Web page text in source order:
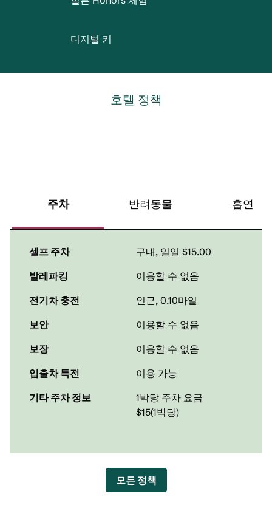
디지털 키
호텔 정책
주차 반려동물 흡연
셀프 주차 구내, 일일 $15.00
발레파킹
이용할 수 없음
전기차 충전
인근, 0.10마일
보안
이용할 수 없음
보장
이용할 수 없음
입출차 특전
이용 가능
기타 주차 정보
1박당 주차 요금
$15(1박당)
모든 정책